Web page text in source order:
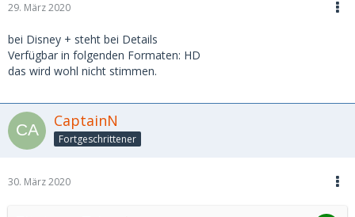
29. März 2020
bei Disney + steht bei Details
Verfügbar in folgenden Formaten: HD
das wird wohl nicht stimmen.
CaptainN
Fortgeschrittener
30. März 2020